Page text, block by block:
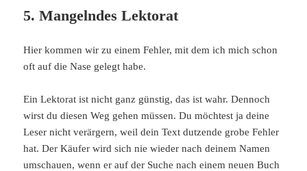
5. Mangelndes Lektorat
Hier kommen wir zu einem Fehler, mit dem ich mich schon
oft auf die Nase gelegt habe.
Ein Lektorat ist nicht ganz günstig, das ist wahr. Dennoch
wirst du diesen Weg gehen müssen. Du möchtest ja deine
Leser nicht verärgern, weil dein Text dutzende grobe Fehler
hat. Der Käufer wird sich nie wieder nach deinem Namen
umschauen, wenn er auf der Suche nach einem neuen Buch